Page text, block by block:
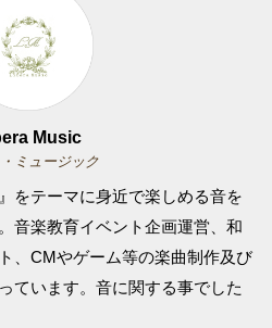
Music
ミュージック
をテーマに身近で楽しめる音を
音楽教育イベント企画運営、和
、CMやゲーム等の楽曲制作及び
ています。音に関する事でした